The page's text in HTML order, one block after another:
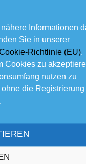
Informationen
Sie in unserer
Richtlinie (EU).
Cookies zu
nutzen zu
die Registrierung